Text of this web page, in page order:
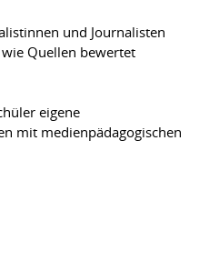
und Journalisten
Quellen bewertet
eigene
mit medienpädagogischen